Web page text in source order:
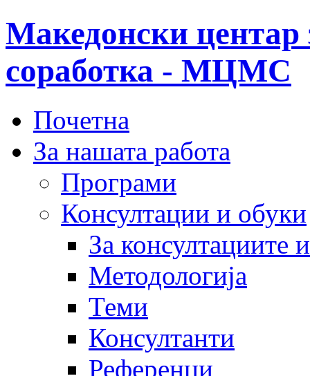
Македонски центар
соработка - МЦМС
Почетна
За нашата работа
Програми
Консултации и обуки
За консултациите
Методологија
Теми
Консултанти
Референци